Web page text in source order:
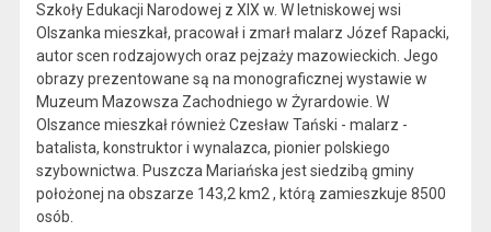
Szkoły Edukacji Narodowej z XIX w. W letniskowej wsi
Olszanka mieszkał, pracował i zmarł malarz Józef Rapacki,
autor scen rodzajowych oraz pejzaży mazowieckich. Jego
obrazy prezentowane są na monograficznej wystawie w
Muzeum Mazowsza Zachodniego w Żyrardowie. W
Olszance mieszkał również Czesław Tański - malarz -
batalista, konstruktor i wynalazca, pionier polskiego
szybownictwa. Puszcza Mariańska jest siedzibą gminy
położonej na obszarze 143,2 km2 , którą zamieszkuje 8500
osób.